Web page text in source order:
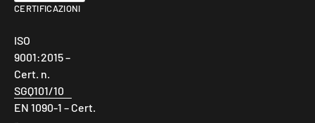
CERTIFICAZIONI
ISO
9001:2015 –
Cert. n.
SGQ101/10
EN 1090-1 – Cert.